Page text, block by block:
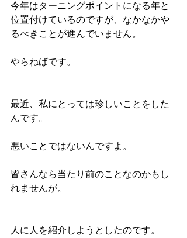
今年はターニングポイントになる年と
位置付けているのですが、なかなかや
るべきことが進んでいません。
やらねばです。
最近、私にとっては珍しいことをした
んです。
悪いことではないんですよ。
皆さんなら当たり前のことなのかもし
れませんが。
人に人を紹介しようとしたのです。